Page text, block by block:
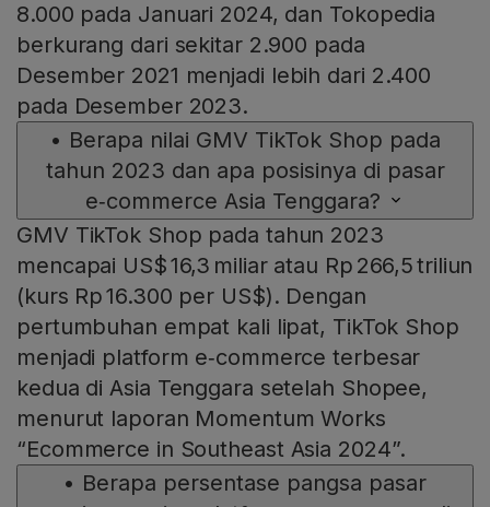
8.000 pada Januari 2024, dan Tokopedia
berkurang dari sekitar 2.900 pada
Desember 2021 menjadi lebih dari 2.400
pada Desember 2023.
• Berapa nilai GMV TikTok Shop pada
tahun 2023 dan apa posisinya di pasar
e‑commerce Asia Tenggara?
GMV TikTok Shop pada tahun 2023
mencapai US$ 16,3 miliar atau Rp 266,5 triliun
(kurs Rp 16.300 per US$). Dengan
pertumbuhan empat kali lipat, TikTok Shop
menjadi platform e‑commerce terbesar
kedua di Asia Tenggara setelah Shopee,
menurut laporan Momentum Works
“Ecommerce in Southeast Asia 2024”.
• Berapa persentase pangsa pasar